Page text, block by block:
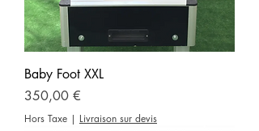
Baby Foot XXL
Prix
350,00 €
Hors Taxe | Livraison sur devis